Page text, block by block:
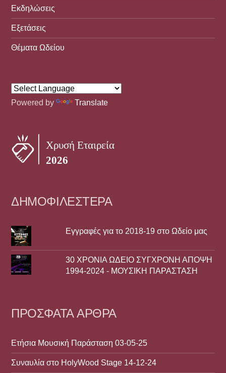
Εκδηλώσεις
Εξετάσεις
Θέματα Ωδείου
Powered by Translate
ΔΗΜΟΦΙΛΈΣΤΕΡΑ
Εγγραφές για το 2018-19 στο Ωδείο μας
30 ΧΡΟΝΙΑ ΩΔΕΙΟ ΣΥΓΧΡΟΝΗ ΑΠΟΨΗ
1994-2024 - ΜΟΥΣΙΚΗ ΠΑΡΑΣΤΑΣΗ
ΠΡΌΣΦΑΤΑ ΆΡΘΡΑ
Ετήσια Μουσική Παράσταση 03-05-25
Συναυλία στο HolyWood Stage 14-12-24